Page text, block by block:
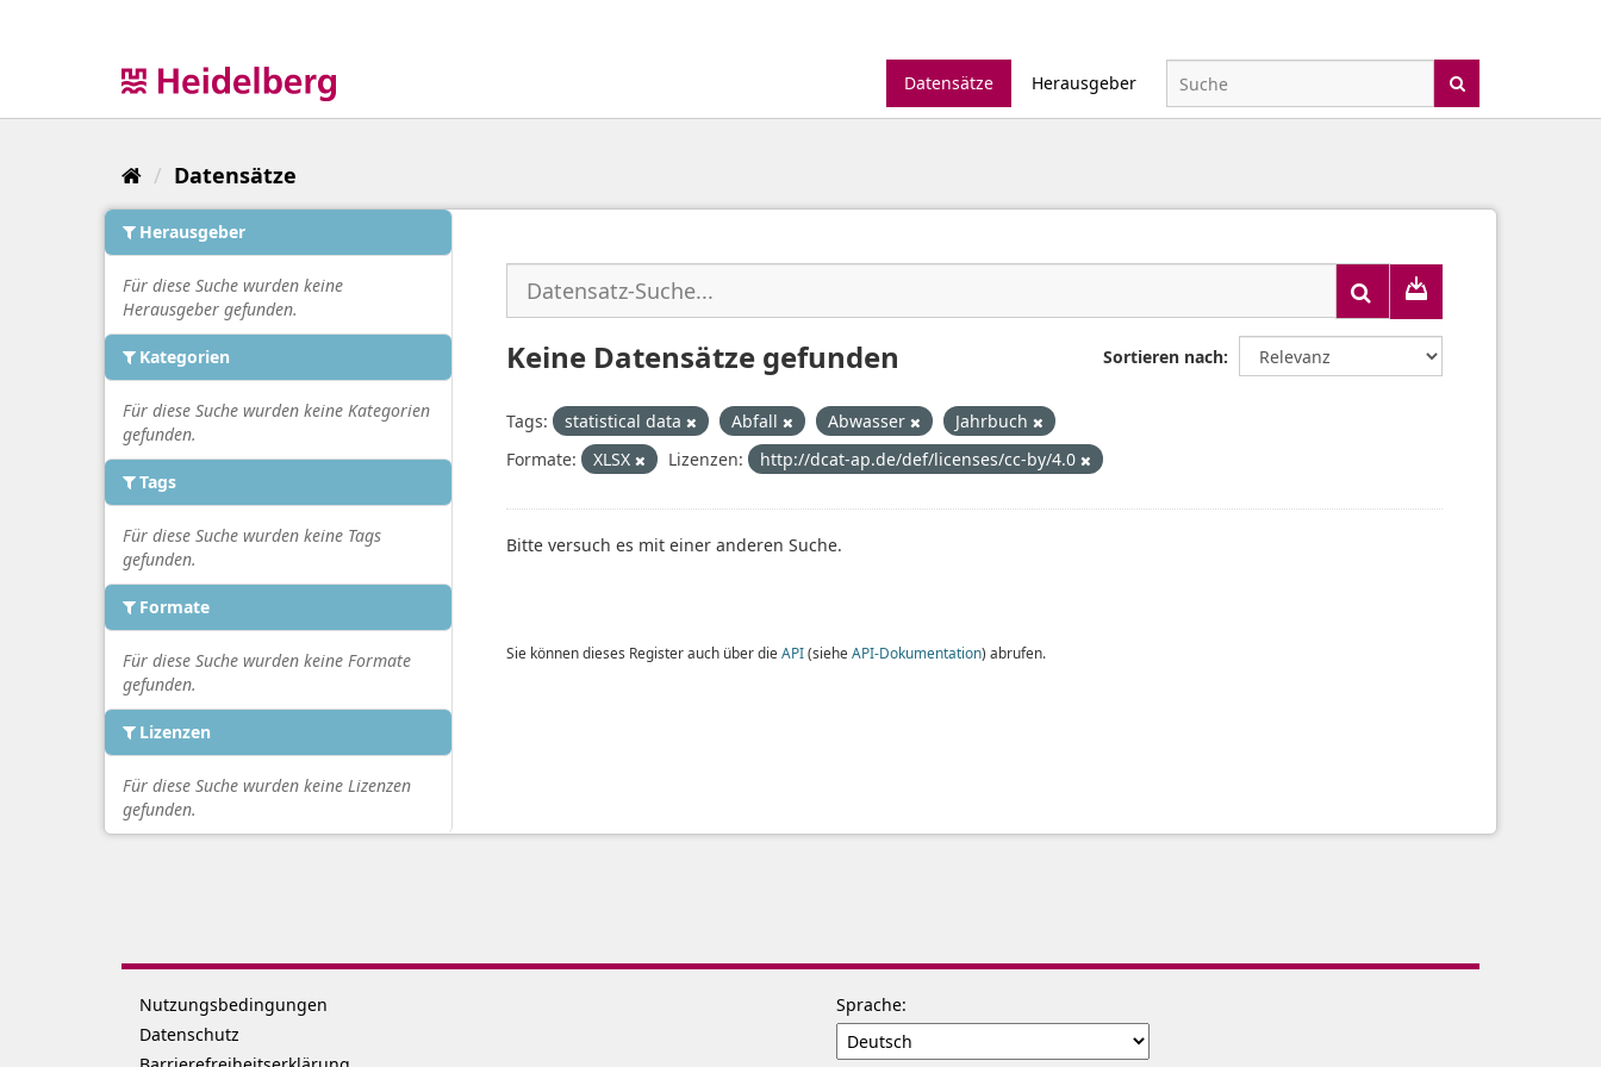
Datensätze
Herausgeber
Datensätze
Herausgeber
Für diese Suche wurden keine
Herausgeber gefunden.
Kategorien
Für diese Suche wurden keine Kategorien
gefunden.
Tags
Für diese Suche wurden keine Tags
gefunden.
Formate
Für diese Suche wurden keine Formate
gefunden.
Lizenzen
Für diese Suche wurden keine Lizenzen
gefunden.
Sortieren nach
Keine Datensätze gefunden
Tags: statistical data Abfall Abwasser
Jahrbuch
Formate:
XLSX Lizenzen: http://dcat-ap.de/def/licenses/cc-by/4.0
Bitte versuch es mit einer anderen Suche.
Sie können dieses Register auch über die API(siehe API-Dokumentation) abrufen.
Nutzungsbedingungen
Datenschutz
Sprache